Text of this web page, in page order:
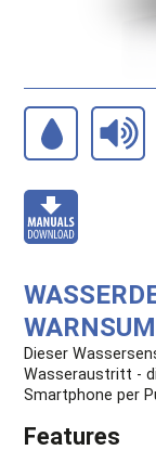
Dieser
Wasseraustritt -
Smartphone per
Features